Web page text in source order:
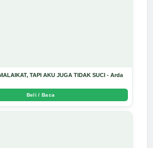
TAPI AKU JUGA TIDAK SUCI - Arda
Beli / Baca